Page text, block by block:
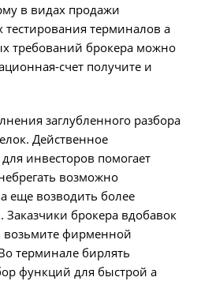
в видах продажи
терминалов а
требований брокера можно
счет получите и
заглубленного разбора
Действенное
инвесторов помогает
возможно
еще возводить более
Заказчики брокера вдобавок
возьмите фирменной
терминале бирлять
функций для быстрой а